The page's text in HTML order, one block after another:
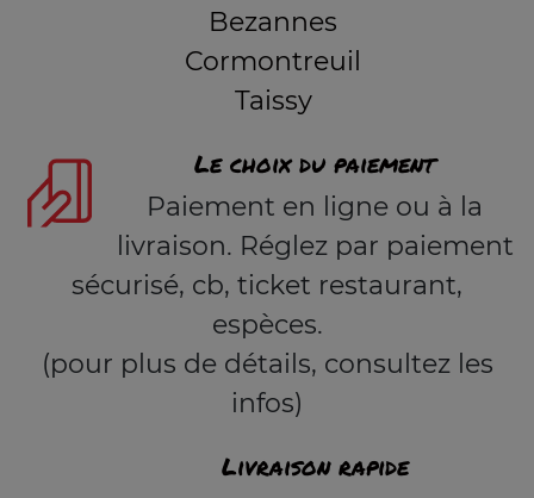
Bezannes
Cormontreuil
Taissy
Le choix du paiement
Paiement en ligne ou à la
livraison. Réglez par paiement
sécurisé, cb, ticket restaurant,
espèces.
(pour plus de détails, consultez les
infos)
Livraison rapide